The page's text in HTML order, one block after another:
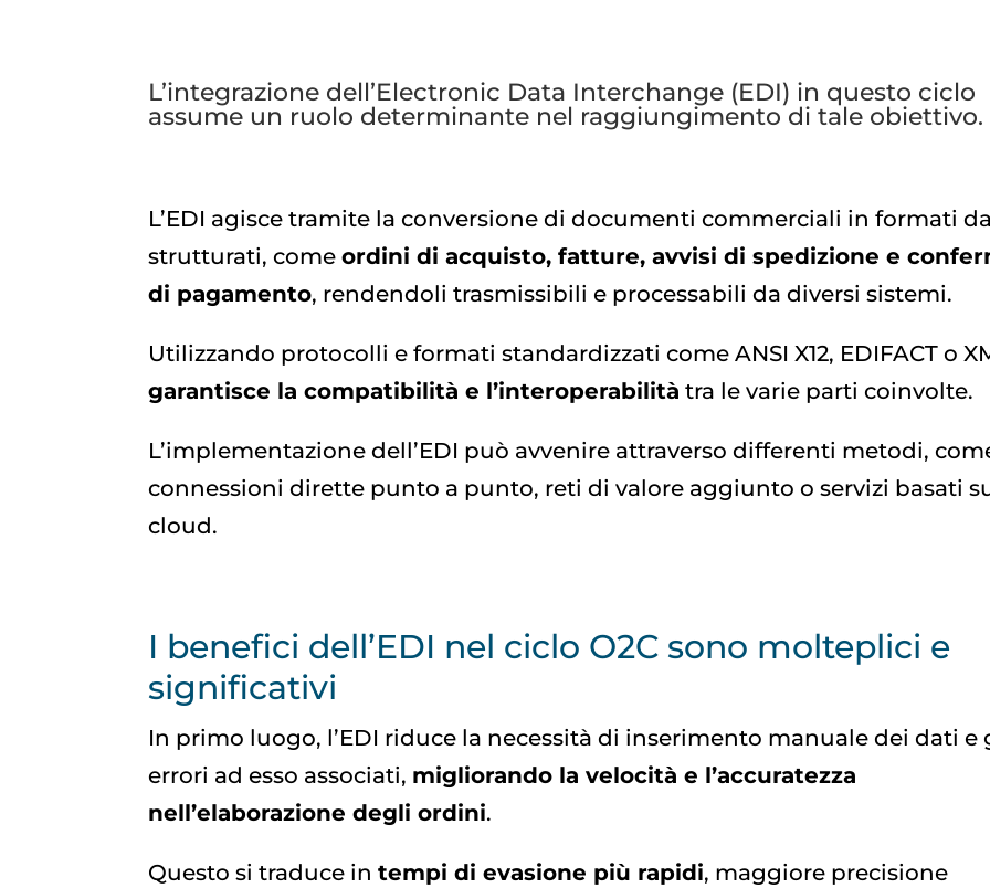
L’integrazione dell’Electronic Data Interchange (EDI) in questo ciclo
assume un ruolo determinante nel raggiungimento di tale obiettivo.
L’EDI agisce tramite la conversione di documenti commerciali in formati
strutturati, comeordini di acquisto, fatture, avvisi di spedizione e
di pagamento, rendendoli trasmissibili e processabili da diversi sistemi.
Utilizzando protocolli e formati standardizzati come ANSI X12, EDIFACT o
garantisce la compatibilità e l’interoperabilità tra le varie parti coinvolte.
L’implementazione dell’EDI può avvenire attraverso differenti metodi,
connessioni dirette punto a punto, reti di valore aggiunto o servizi basati
cloud.
I benefici dell’EDI nel ciclo O2C sono molteplici e
significativi
In primo luogo, l’EDI riduce la necessità di inserimento manuale dei dati e
errori ad esso associati, migliorando la velocità e l’accuratezza
nell’elaborazione degli ordini.
Questo si traduce intempi di evasione più rapidi, maggiore precisione